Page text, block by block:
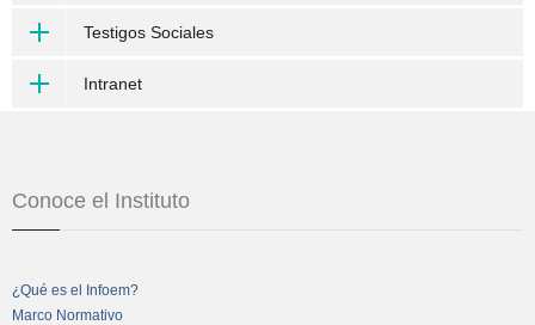
Testigos Sociales
Intranet
Conoce el Instituto
¿Qué es el Infoem?
Marco Normativo